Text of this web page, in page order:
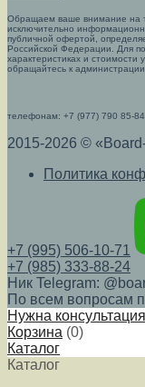
Обращаем ваше внимание на
исключительно
публичной офертой,
Российской Федерации. Для
характеристиках и стоимости
обращайтесь к
телефонам: +7 (977) 790 85-
2015-2026 ©
Политика
+7 (995) 506-10-71
+7 (985) 333-88-24
Ник Telegram:
По всем вопросам
Нужна
Корзина (0)
Каталог
Каталог